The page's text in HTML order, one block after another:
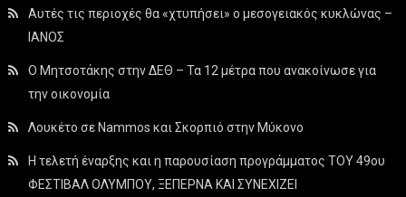
Αυτές τις περιοχές θα «χτυπήσει» ο μεσογειακός κυκλώνας –
ΙΑΝΟΣ
Ο Μητσοτάκης στην ΔΕΘ – Τα 12 μέτρα που ανακοίνωσε για
την οικονομία
Λουκέτο σε Nammos και Σκορπιό στην Μύκονο
Η τελετή έναρξης και η παρουσίαση προγράμματος ΤΟΥ 49ου
ΦΕΣΤΙΒΑΛ ΟΛΥΜΠΟΥ, ΞΕΠΕΡΝΑ ΚΑΙ ΣΥΝΕΧΙΖΕΙ